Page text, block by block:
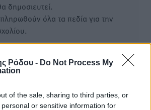
Ρόδου - Do Not Process My
of the sale, sharing to third parties, or
or sensitive information for
δημοσιευτεί.
όλα τα πεδία για την
μου για την επόμενη φορά.